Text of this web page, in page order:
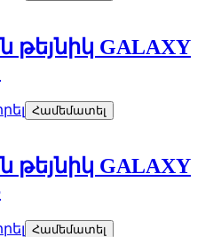
թեյնիկ GALAXY
Համեմատել
թեյնիկ GALAXY
Համեմատել